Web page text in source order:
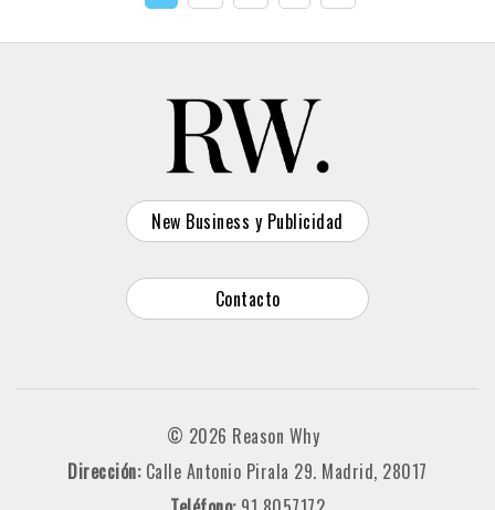
New Business y Publicidad
Contacto
© 2026 Reason Why
Dirección: Calle Antonio Pirala 29. Madrid, 28017